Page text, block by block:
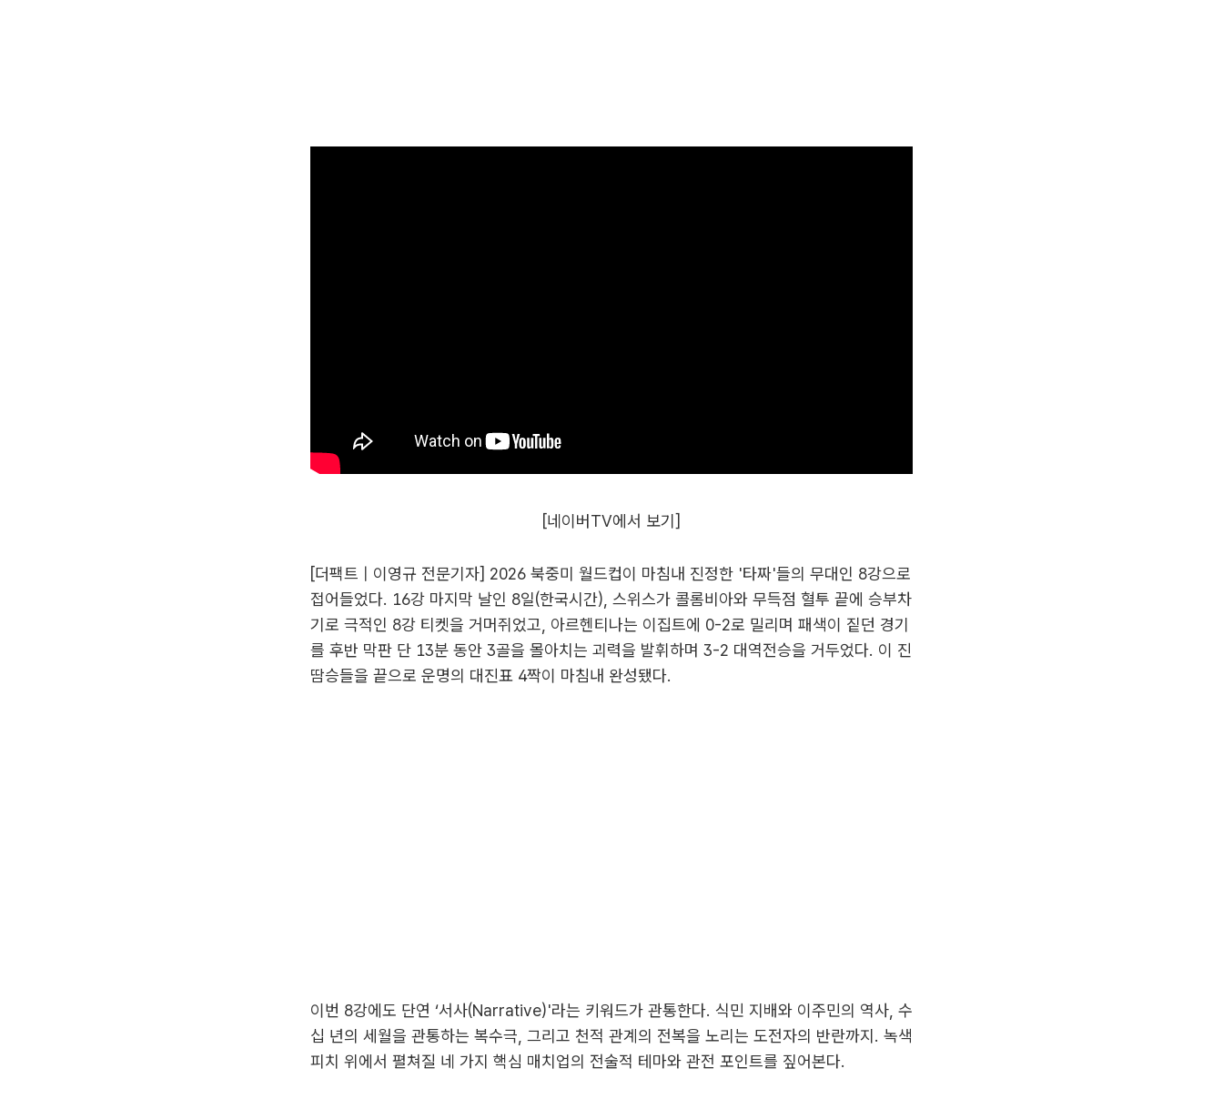
[네이버TV에서 보기]
[더팩트 | 이영규 전문기자] 2026 북중미 월드컵이 마침내 진정한 '타짜'들의 무대인 8강으로
접어들었다. 16강 마지막 날인 8일(한국시간), 스위스가 콜롬비아와 무득점 혈투 끝에 승부차
기로 극적인 8강 티켓을 거머쥐었고, 아르헨티나는 이집트에 0-2로 밀리며 패색이 짙던 경기
를 후반 막판 단 13분 동안 3골을 몰아치는 괴력을 발휘하며 3-2 대역전승을 거두었다. 이 진
땀승들을 끝으로 운명의 대진표 4짝이 마침내 완성됐다.
이번 8강에도 단연 ‘서사(Narrative)'라는 키워드가 관통한다. 식민 지배와 이주민의 역사, 수
십 년의 세월을 관통하는 복수극, 그리고 천적 관계의 전복을 노리는 도전자의 반란까지. 녹색
피치 위에서 펼쳐질 네 가지 핵심 매치업의 전술적 테마와 관전 포인트를 짚어본다.